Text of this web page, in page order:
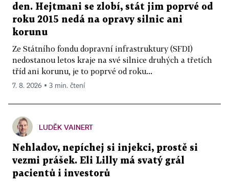
den. Hejtmani se zlobí, stát jim poprvé od
roku 2015 nedá na opravy silnic ani
korunu
Ze Státního fondu dopravní infrastruktury (SFDI)
nedostanou letos kraje na své silnice druhých a třetích
tříd ani korunu, je to poprvé od roku...
7. 8. 2026 ▪ 3 min. čtení
LUDĚK VAINERT
Nehladov, nepíchej si injekci, prostě si
vezmi prášek. Eli Lilly má svatý grál
pacientů i investorů